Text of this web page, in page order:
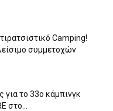
Camping!
συμμετοχών
για το 33ο κάμπινγκ
στο...